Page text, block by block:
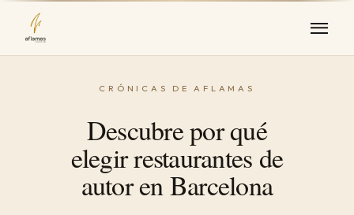
Descubre por qué
elegir restaurantes de
autor en Barcelona